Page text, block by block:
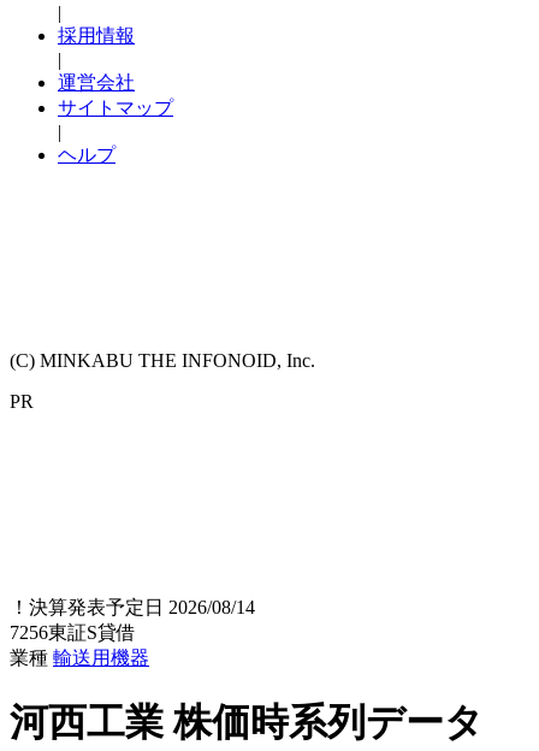
|
採用情報
|
運営会社
サイトマップ
|
ヘルプ
(C) MINKABU THE INFONOID, Inc.
PR
！ 決算発表予定日 2026/08/14
7256東証S貸借
業種 輸送用機器
河西工業株価時系列データ